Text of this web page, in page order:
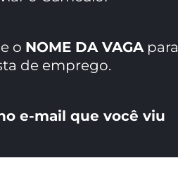
e o NOME DA VAGA para
de emprego.
e-mail que você viu